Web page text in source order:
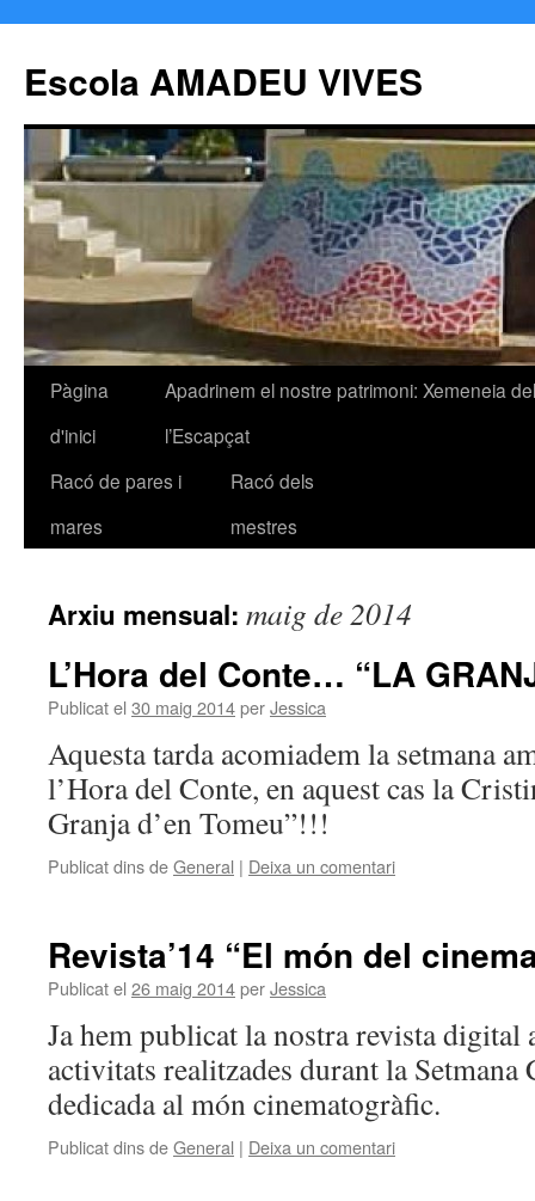
Escola AMADEU VIVES
Vés
contingut
Pàgina
d'inici
Apadrinem el nostre patrimoni: Xemeneia
l’Escapçat
Racó de pares i
mares
Racó dels
mestres
Arxiu mensual: maig de 2014
L’Hora del Conte… “LA
Publicat el 30 maig 2014perJessica
Aquesta tarda acomiadem la setmana
l’Hora del Conte, en aquest cas la
Granja d’en Tomeu”!!!
Publicat dins deGeneral | Deixa un comentari
Revista’14 “El món del
Publicat el 26 maig 2014perJessica
Ja hem publicat la nostra revista digital
activitats realitzades durant la Setmana
dedicada al món cinematogràfic.
Publicat dins deGeneral | Deixa un comentari